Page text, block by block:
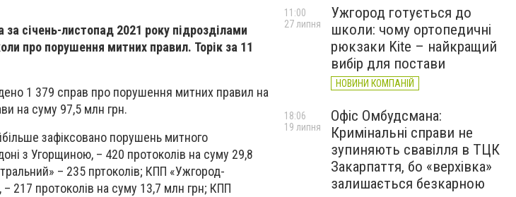
січень-листопад 2021 року підрозділами
про порушення митних правил. Торік за 11
1 379 справ про порушення митних правил на
на суму 97,5 млн грн.
зафіксовано порушень митного
з Угорщиною, – 420 протоколів на суму 29,8
– 235 пртоколів; КПП «Ужгород-
217 протоколів на суму 13,7 млн грн; КПП
Ужгород готується до
школи: чому ортопедичні
рюкзаки Kite – найкращий
вибір для постави
НОВИНИ КОМПАНІЙ
11:00
27 липня
Офіс Омбудсмана:
Кримінальні справи не
зупиняють свавілля в ТЦК
Закарпаття, бо «верхівка»
залишається безкарною
18:06
19 липня